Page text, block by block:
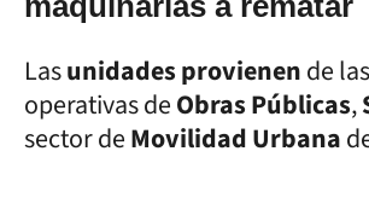
Lasunidades provienende
operativas deObras Públicas,
sector deMovilidad Urbana